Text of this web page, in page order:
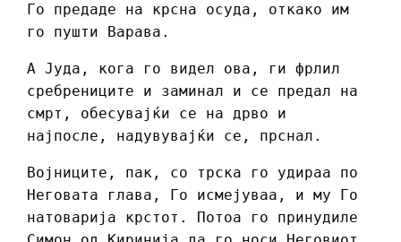
Го предаде на крсна осуда, откако им
го пушти Варава.
А Јуда, кога го видел ова, ги фрлил
сребрениците и заминал и се предал на
смрт, обесувајќи се на дрво и
најпосле, надувувајќи се, прснал.
Војниците, пак, со трска го удираа по
Неговата глава, Го исмејуваа, и му Го
натоварија крстот. Потоа го принудиле